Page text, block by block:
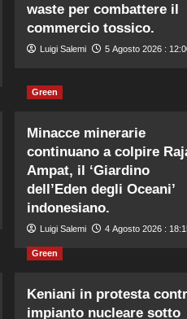
waste per combattere il
commercio tossico.
Luigi Salemi 5 Agosto 2026 :
Green
Minacce minerarie
continuano a colpire
Ampat, il ‘Giardino
dell’Eden degli Oceani’
indonesiano.
Luigi Salemi 4 Agosto 2026 :
Green
Keniani in protesta
impianto nucleare sotto